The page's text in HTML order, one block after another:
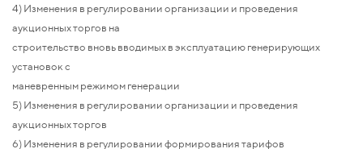
4) Изменения в регулировании организации и проведения
аукционных торгов на
строительство вновь вводимых в эксплуатацию генерирующих
установок с
маневренным режимом генерации
5) Изменения в регулировании организации и проведения
аукционных торгов
6) Изменения в регулировании формирования тарифов